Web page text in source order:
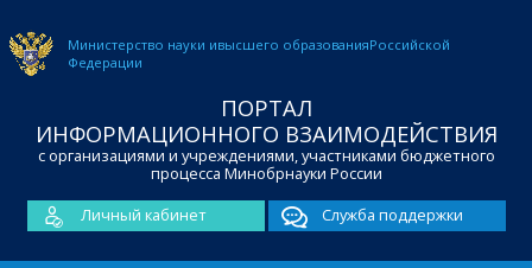
Министерство науки ивысшего образованияРоссийской
Федерации
ПОРТАЛ
ИНФОРМАЦИОННОГО ВЗАИМОДЕЙСТВИЯ
с организациями и учреждениями, участниками бюджетного
процесса Минобрнауки России
Личный кабинет
Служба поддержки